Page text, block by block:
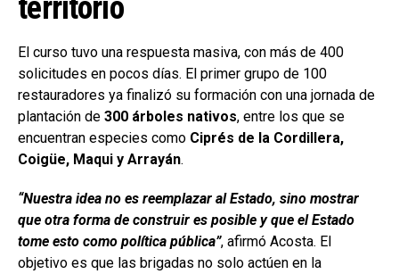
territorio
El curso tuvo una respuesta masiva, con más de 400
solicitudes en pocos días. El primer grupo de 100
restauradores ya finalizó su formación con una jornada de
plantación de 300 árboles nativos, entre los que se
encuentran especies como Ciprés de la Cordillera,
Coigüe, Maqui y Arrayán.
“Nuestra idea no es reemplazar al Estado, sino mostrar
que otra forma de construir es posible y que el Estado
tome esto como política pública”, afirmó Acosta. El
objetivo es que las brigadas no solo actúen en la